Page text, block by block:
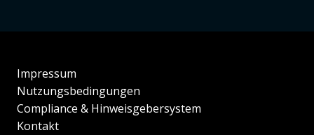
Impressum
Nutzungsbedingungen
Compliance & Hinweisgebersystem
Kontakt